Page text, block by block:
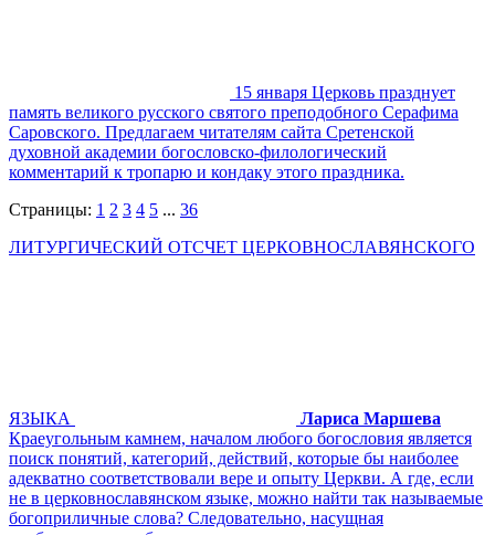
15 января Церковь празднует
память великого русского святого преподобного Серафима
Саровского. Предлагаем читателям сайта Сретенской
духовной академии богословско-филологический
комментарий к тропарю и кондаку этого праздника.
Страницы: 1 2 3 4 5 ... 36
ЛИТУРГИЧЕСКИЙ ОТСЧЕТ ЦЕРКОВНОСЛАВЯНСКОГО
ЯЗЫКА
Лариса Маршева
Краеугольным камнем, началом любого богословия является
поиск понятий, категорий, действий, которые бы наиболее
адекватно соответствовали вере и опыту Церкви. А где, если
не в церковнославянском языке, можно найти так называемые
богоприличные слова? Следовательно, насущная